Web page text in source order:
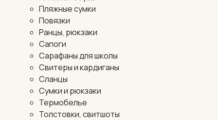
Пляжные сумки
Повязки
Ранцы, рюкзаки
Сапоги
Сарафаны для школы
Свитеры и кардиганы
Сланцы
Сумки и рюкзаки
Термобелье
Толстовки, свитшоты